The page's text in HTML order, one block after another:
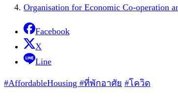
Organisation for Economic Co-operation
Facebook
X
Line
#AffordableHousing #ที่พักอาศัย #โควิด